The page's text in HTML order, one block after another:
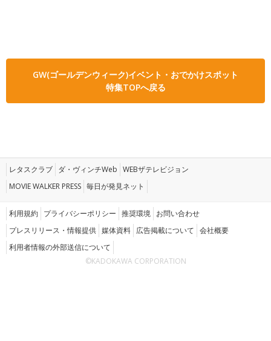
GW(ゴールデンウィーク)イベント・おでかけスポット
特集TOPへ戻る
レタスクラブ ダ・ヴィンチWeb WEBザテレビジョン
MOVIE WALKER PRESS 毎日が発見ネット
利用規約 プライバシーポリシー 推奨環境 お問い合わせ
プレスリリース・情報提供 媒体資料 広告掲載について 会社概要
利用者情報の外部送信について
©KADOKAWA CORPORATION